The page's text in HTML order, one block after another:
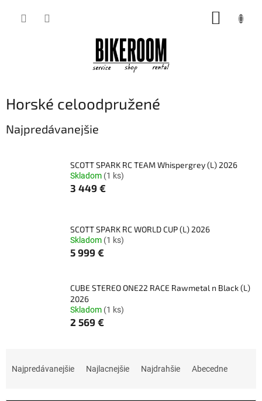
Horské celoodpružené
Najpredávanejšie
SCOTT SPARK RC TEAM Whispergrey (L) 2026
Skladom (1 ks)
3 449 €
SCOTT SPARK RC WORLD CUP (L) 2026
Skladom (1 ks)
5 999 €
CUBE STEREO ONE22 RACE Rawmetal n Black (L)
2026
Skladom (1 ks)
2 569 €
Najpredávanejšie Najlacnejšie Najdrahšie Abecedne